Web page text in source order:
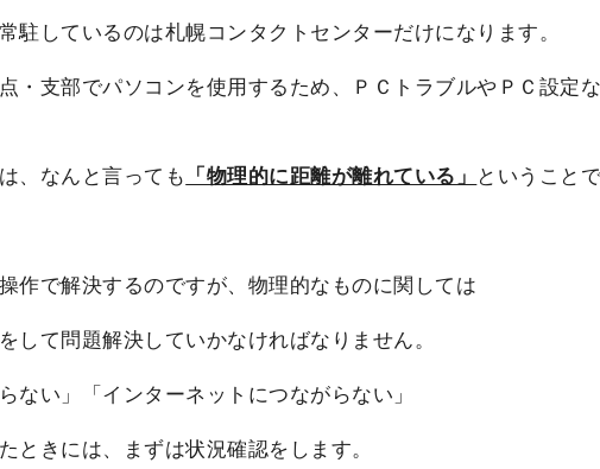
駐しているのは札幌コンタクトセンターだけになります。
・支部でパソコンを使用するため、ＰＣトラブルやＰＣ設定
、なんと言っても 「物理的に距離が離れている」 ということで
作で解決するのですが、物理的なものに関しては
して問題解決していかなければなりません。
ない」「インターネットにつながらない」
ときには、まずは状況確認をします。